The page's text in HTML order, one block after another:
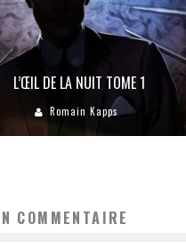
L’ŒIL DE LA NUIT TOME 1
Romain Kapps
COMMENTAIRE